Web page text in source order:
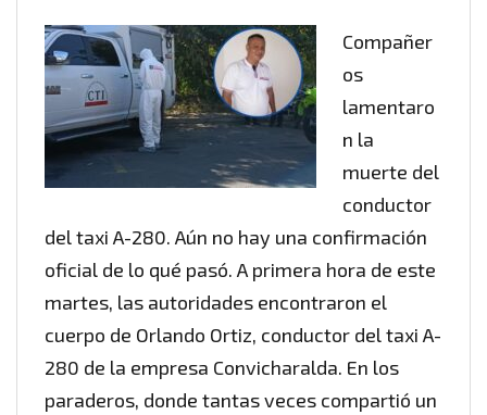
Compañer
os
lamentaro
n la
muerte del
conductor
del taxi A-280. Aún no hay una confirmación
oficial de lo qué pasó. A primera hora de este
martes, las autoridades encontraron el
cuerpo de Orlando Ortiz, conductor del taxi A-
280 de la empresa Convicharalda. En los
paraderos, donde tantas veces compartió un